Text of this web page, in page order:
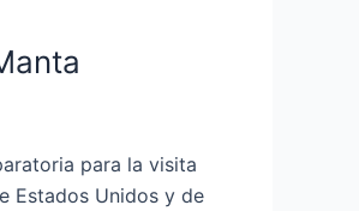
para la visita
Estados Unidos y de